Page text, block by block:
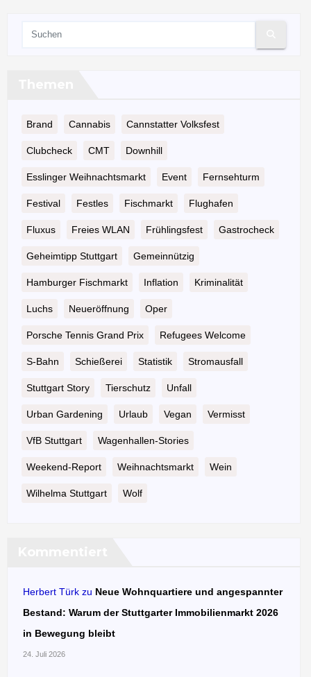
Brand Cannabis Cannstatter Volksfest
Clubcheck CMT Downhill
Esslinger Weihnachtsmarkt Event Fernsehturm
Festival Festles Fischmarkt Flughafen
Fluxus Freies WLAN Frühlingsfest Gastrocheck
Geheimtipp Stuttgart Gemeinnützig
Hamburger Fischmarkt Inflation Kriminalität
Luchs Neueröffnung Oper
Porsche Tennis Grand Prix Refugees Welcome
S-Bahn Schießerei Statistik Stromausfall
Stuttgart Story Tierschutz Unfall
Urban Gardening Urlaub Vegan Vermisst
VfB Stuttgart Wagenhallen-Stories
Weekend-Report Weihnachtsmarkt Wein
Wilhelma Stuttgart Wolf
Herbert Türk zu Neue Wohnquartiere und angespannter
Bestand: Warum der Stuttgarter Immobilienmarkt 2026
in Bewegung bleibt
24. Juli 2026